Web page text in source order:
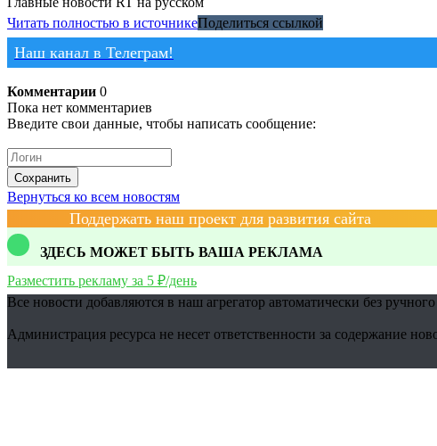
Читать полностью в источникеПоделиться ссылкой
Наш канал в Телеграм!
Комментарии 0
Пока нет комментариев
Введите свои данные, чтобы написать сообщение:
Сохранить
Вернуться ко всем новостям
Поддержать наш проект для развития сайта
ЗДЕСЬ МОЖЕТ БЫТЬ ВАША РЕКЛАМА
Разместить рекламу за 5 ₽/день
Все новости добавляются в наш агрегатор автоматически без
Администрация ресурса не несет ответственности за содержание